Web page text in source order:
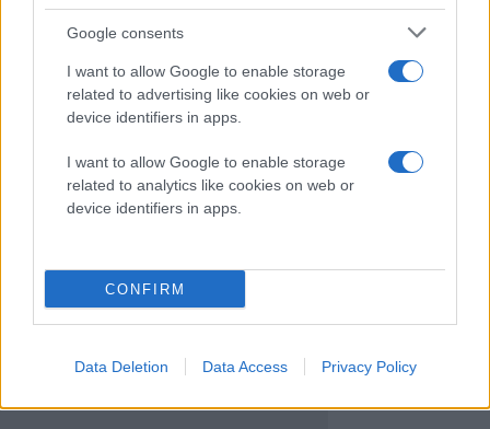
Google consents
I want to allow Google to enable storage
related to advertising like cookies on web or
device identifiers in apps.
I want to allow Google to enable storage
related to analytics like cookies on web or
device identifiers in apps.
CONFIRM
Data Deletion Data Access Privacy Policy
Η πρόσβαση στο κατάστημα Nintendo eShop θα γίνει
αναβάθμιση του Internet browser, καθώς και άλλες
εκπλήξεις από τη Nintendo.
Ακολουθήστε το
Newsγια να
ενημερώνεστε άμεσα
για όλα τα νέα άρθρα!